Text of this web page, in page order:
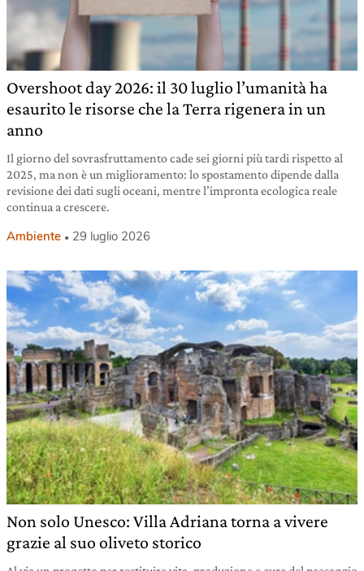
Overshoot day 2026: il 30 luglio l’umanità ha
esaurito le risorse che la Terra rigenera in un
anno
Il giorno del sovrasfruttamento cade sei giorni più tardi rispetto al
2025, ma non è un miglioramento: lo spostamento dipende dalla
revisione dei dati sugli oceani, mentre l’impronta ecologica reale
continua a crescere.
Ambiente 29 luglio 2026
Non solo Unesco: Villa Adriana torna a vivere
grazie al suo oliveto storico